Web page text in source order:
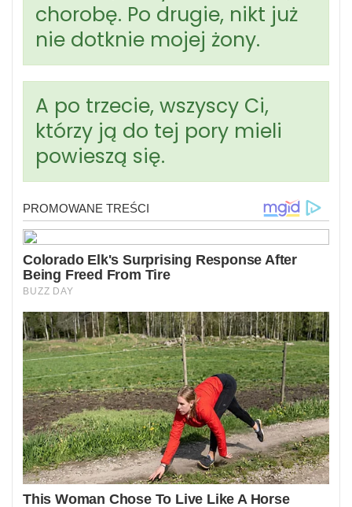
chorobę. Po drugie, nikt już
nie dotknie mojej żony.
A po trzecie, wszyscy Ci,
którzy ją do tej pory mieli
powieszą się.